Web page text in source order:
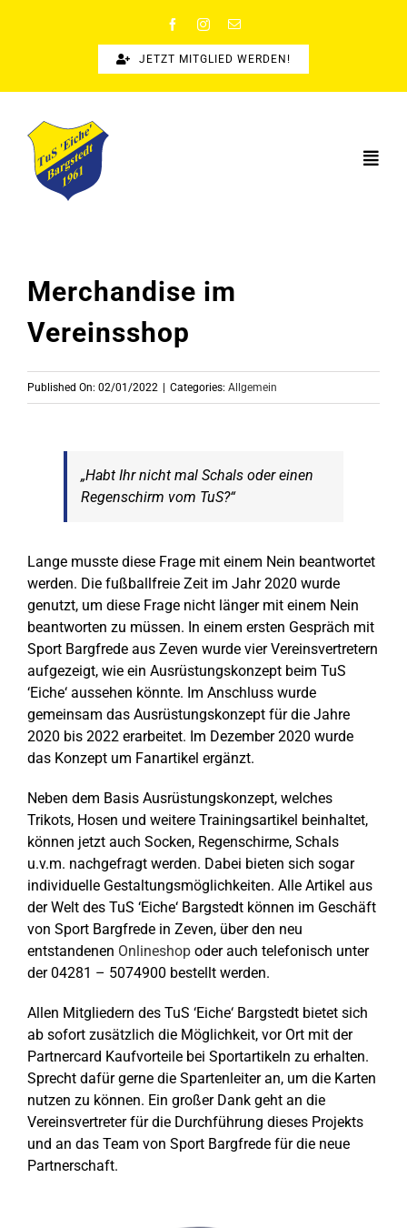
JETZT MITGLIED WERDEN!
SPORTSUCHE
NEWS
ÜBER UNS
Merchandise im
Vereinsshop
Published On: 02/01/2022 Categories: Allgemein
„Habt Ihr nicht mal Schals oder einen
Regenschirm vom TuS?“
Lange musste diese Frage mit einem Nein beantwortet
werden. Die fußballfreie Zeit im Jahr 2020 wurde
genutzt, um diese Frage nicht länger mit einem Nein
beantworten zu müssen. In einem ersten Gespräch mit
Sport Bargfrede aus Zeven wurde vier Vereinsvertretern
aufgezeigt, wie ein Ausrüstungskonzept beim TuS
‘Eiche‘ aussehen könnte. Im Anschluss wurde
gemeinsam das Ausrüstungskonzept für die Jahre
2020 bis 2022 erarbeitet. Im Dezember 2020 wurde
das Konzept um Fanartikel ergänzt.
Neben dem Basis Ausrüstungskonzept, welches
Trikots, Hosen und weitere Trainingsartikel beinhaltet,
können jetzt auch Socken, Regenschirme, Schals
u.v.m. nachgefragt werden. Dabei bieten sich sogar
individuelle Gestaltungsmöglichkeiten. Alle Artikel aus
der Welt des TuS ‘Eiche‘ Bargstedt können im Geschäft
von Sport Bargfrede in Zeven, über den neu
entstandenen Onlineshopoder auch telefonisch unter
der 04281 – 5074900 bestellt werden.
Allen Mitgliedern des TuS ‘Eiche‘ Bargstedt bietet sich
ab sofort zusätzlich die Möglichkeit, vor Ort mit der
Partnercard Kaufvorteile bei Sportartikeln zu erhalten.
Sprecht dafür gerne die Spartenleiter an, um die Karten
nutzen zu können. Ein großer Dank geht an die
Vereinsvertreter für die Durchführung dieses Projekts
und an das Team von Sport Bargfrede für die neue
Partnerschaft.